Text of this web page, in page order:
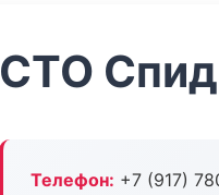
СТО
Телефон: +7 (917)